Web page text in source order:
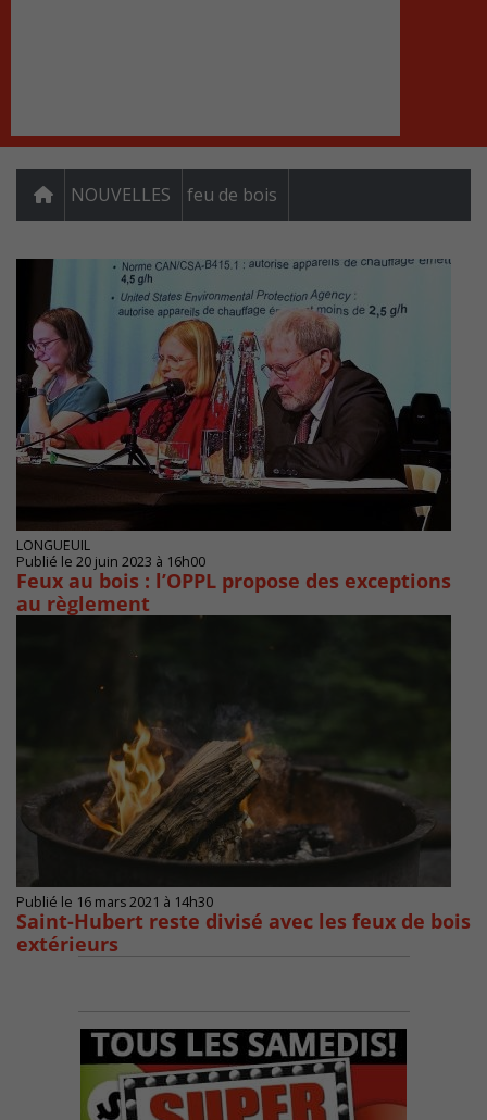
NOUVELLES feu de bois
LONGUEUIL
Publié le 20 juin 2023 à 16h00
Feux au bois : l’OPPL propose des exceptions
au règlement
Publié le 16 mars 2021 à 14h30
Saint-Hubert reste divisé avec les feux de bois
extérieurs